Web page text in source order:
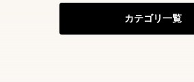
カテゴリ一覧